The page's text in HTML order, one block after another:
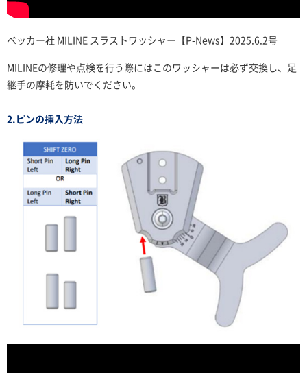
ベッカー社 MILINE スラストワッシャー【P-News】2025.6.2号
MILINEの修理や点検を行う際にはこのワッシャーは必ず交換し、足
継手の摩耗を防いでください。
2.ピンの挿入方法